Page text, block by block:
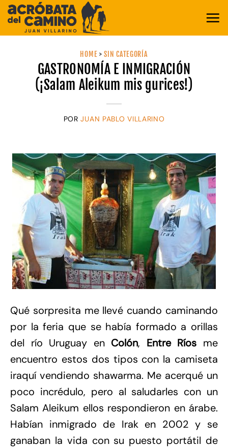
Saltar
contenido
HOME >SIN CATEGORÍA
GASTRONOMÍA E INMIGRACIÓN
(¡Salam Aleikum mis gurices!)
PORJUAN PABLO VILLARINO
Qué sorpresita me llevé cuando caminando
por la feria que se había formado a orillas
del río Uruguay en Colón, Entre Ríos me
encuentro estos dos tipos con la camiseta
iraquí vendiendo shawarma. Me acerqué un
poco incrédulo, pero al saludarles con un
Salam Aleikum ellos respondieron en árabe.
Habían inmigrado de Irak en 2002 y se
ganaban la vida con su puesto portátil de